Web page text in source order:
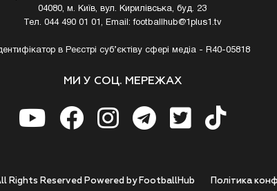
04080, м. Київ, вул. Кирилівська, буд. 23
Тел. 044 490 01 01, Email:footballhub@1plus1.tv
в Реєстрі суб’єктіву сфері медіа - R40-05818
МИ У СОЦ. МЕРЕЖАХ
Полiтика
Rights Reserved Powered by FootballHub